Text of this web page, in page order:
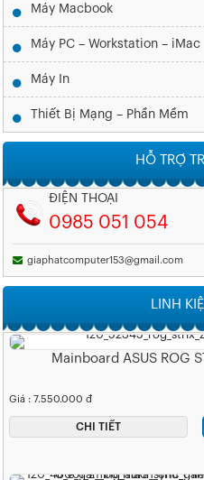
Máy Macbook
Máy PC – Workstation – iMac
Máy In
Thiết Bị Mạng – Phần Mềm
HỖ TRỢ
ĐIỆN THOẠI
0985 051 054
giaphatcomputer153@gmail.com
LINH
Mainboard ASUS ROG
Giá : 7.550.000 đ
CHI TIẾT